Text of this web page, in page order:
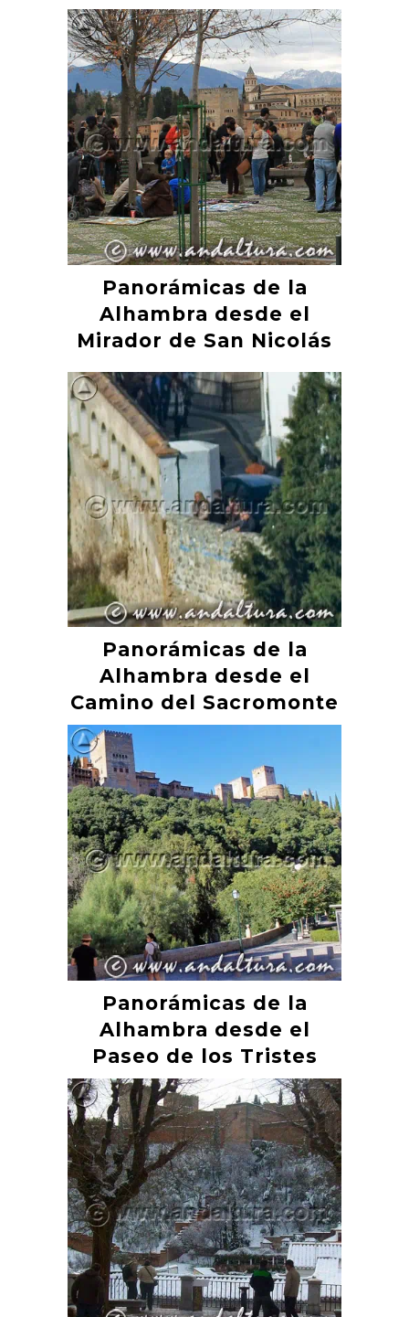
Panorámicas de la
Alhambra desde el
Mirador de San Nicolás
Panorámicas de la
Alhambra desde el
Camino del Sacromonte
Panorámicas de la
Alhambra desde el
Paseo de los Tristes